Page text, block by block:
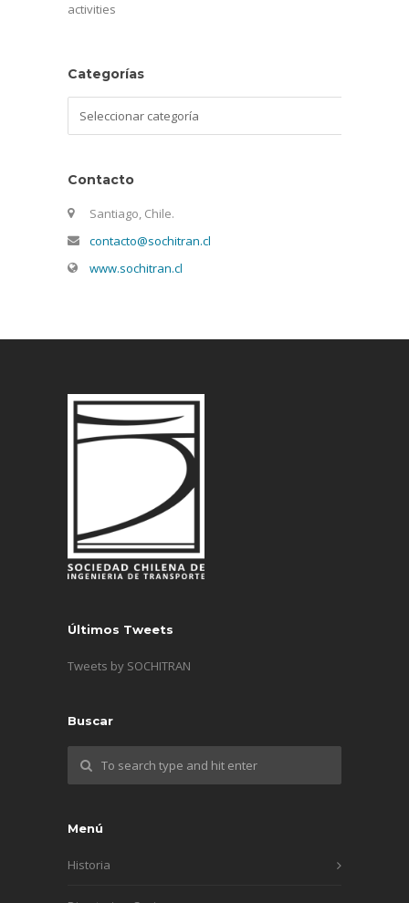
activities
Categorías
Contacto
Santiago, Chile.
contacto@sochitran.cl
www.sochitran.cl
Últimos Tweets
Tweets by SOCHITRAN
Buscar
Menú
Historia